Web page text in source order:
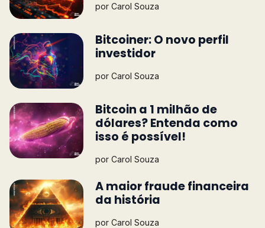
por Carol Souza
Bitcoiner: O novo perfil
investidor
por Carol Souza
Bitcoin a 1 milhão de
dólares? Entenda como
isso é possível!
por Carol Souza
A maior fraude financeira
da história
por Carol Souza